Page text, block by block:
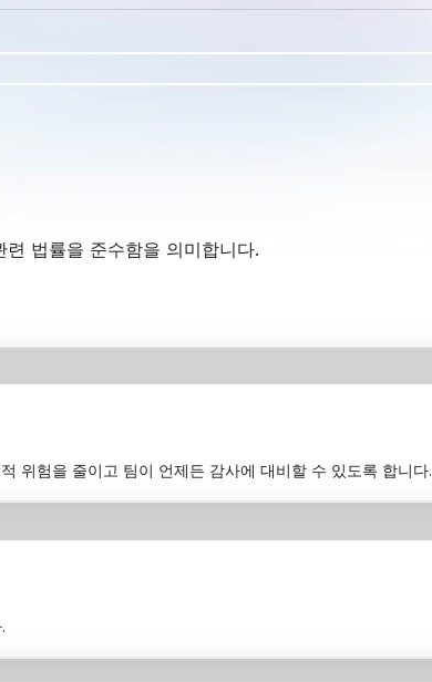
련 법률을 준수함을 의미합니다.
위험을 줄이고 팀이 언제든 감사에 대비할 수 있도록 합니다.